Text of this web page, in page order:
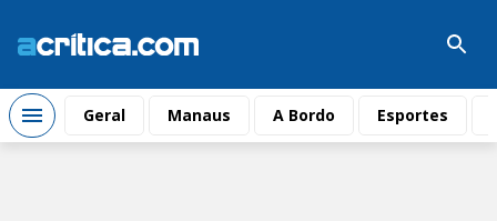
Geral Manaus A Bordo Esportes